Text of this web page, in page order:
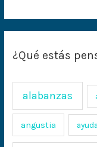
¿Qué estás
alabanzas
angustia ayuda